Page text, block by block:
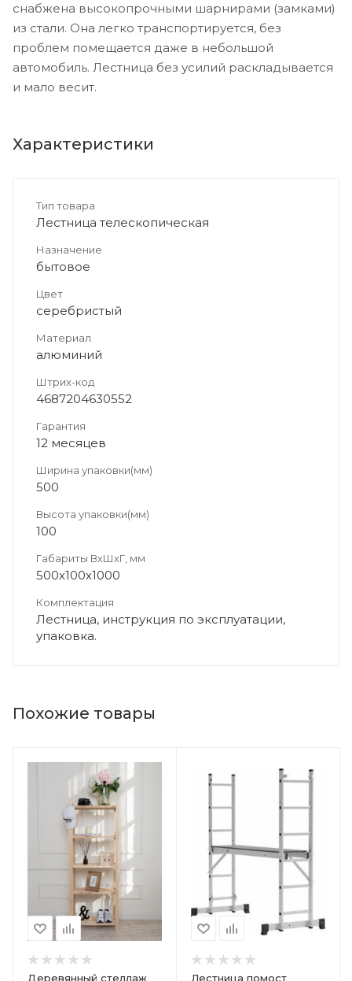
снабжена высокопрочными шарнирами (замками)
из стали. Она легко транспортируется, без
проблем помещается даже в небольшой
автомобиль. Лестница без усилий раскладывается
и мало весит.
Характеристики
Тип товара
Лестница телескопическая
Назначение
бытовое
Цвет
серебристый
Материал
алюминий
Штрих-код
4687204630552
Гарантия
12 месяцев
Ширина упаковки(мм)
500
Высота упаковки(мм)
100
Габариты ВхШхГ, мм
500х100х1000
Комплектация
Лестница, инструкция по эксплуатации,
упаковка.
Похожие товары
Деревянный стеллаж Лестница помост